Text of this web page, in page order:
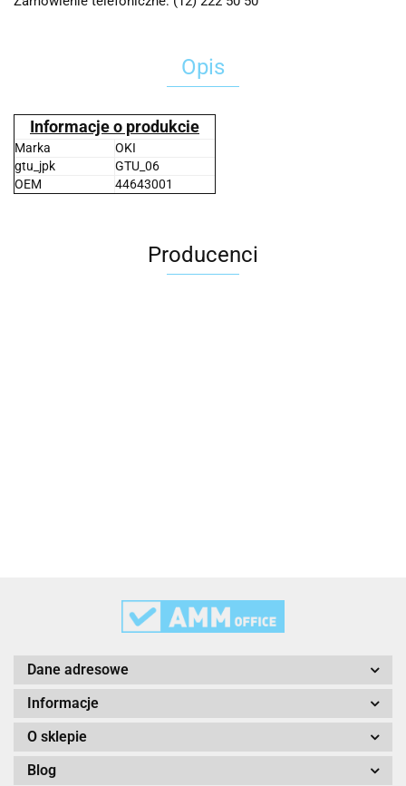
Opis
Informacje o produkcie
Marka
OKI
gtu_jpk
GTU_06
OEM
44643001
Producenci
Dane adresowe
Informacje
O sklepie
Blog